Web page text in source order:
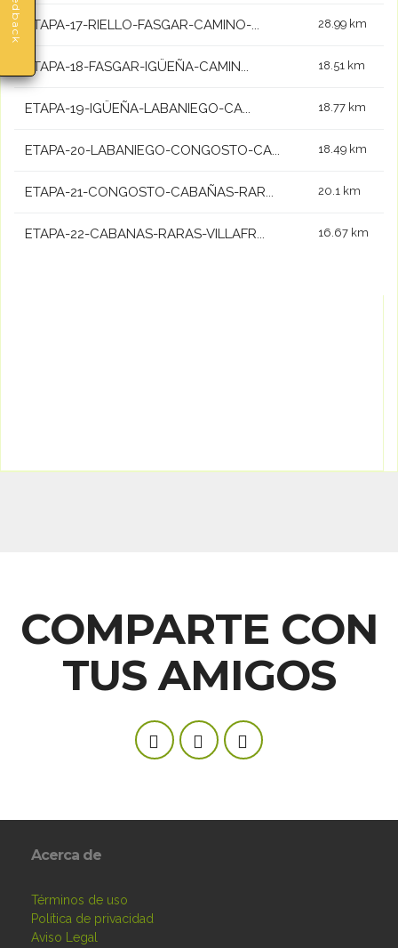
Feedback ETAPA-17-RIELLO-FASGAR-CAMINO-... 28.99 km
ETAPA-18-FASGAR-IGÜEÑA-CAMIN... 18.51 km
ETAPA-19-IGÜEÑA-LABANIEGO-CA... 18.77 km
ETAPA-20-LABANIEGO-CONGOSTO-CA... 18.49 km
ETAPA-21-CONGOSTO-CABAÑAS-RAR... 20.1 km
ETAPA-22-CABANAS-RARAS-VILLAFR... 16.67 km
COMPARTE CON
TUS AMIGOS
Acerca de
Términos de uso
Política de privacidad
Aviso Legal